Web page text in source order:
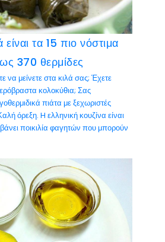
είναι τα 15 πιο νόστιμα
370 θερμίδες
να μείνετε στα κιλά σας; Έχετε
κολοκύθια; Σας
πιάτα με ξεχωριστές
όρεξη. H ελληνική κουζίνα είναι
ποικιλία φαγητών που μπορούν